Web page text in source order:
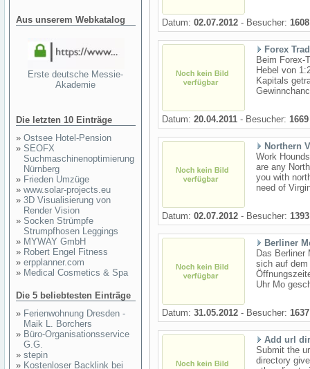
Aus unserem Webkatalog
Erste deutsche Messie-
Akademie
Die letzten 10 Einträge
» Ostsee Hotel-Pension
» SEOFX
Suchmaschinenoptimierung
Nürnberg
» Frieden Umzüge
» www.solar-projects.eu
» 3D Visualisierung von
Render Vision
» Socken Strümpfe
Strumpfhosen Leggings
» MYWAY GmbH
» Robert Engel Fitness
» erpplanner.com
» Medical Cosmetics & Spa
Die 5 beliebtesten Einträge
» Ferienwohnung Dresden -
Maik L. Borchers
» Büro-Organisationsservice
G.G.
» stepin
» Kostenloser Backlink bei
Datum: 02.07.2012 - Besucher: 1608
Forex
Beim Forex-
Hebel von
Kapitals
Datum: 20.04.2011 - Besucher: 1669
Northern
Work
are any
you with
need of
Datum: 02.07.2012 - Besucher: 1393
Berliner
Das Berliner
sich auf
Uhr Mo
Datum: 31.05.2012 - Besucher: 1637
Add url
Submit the
directory